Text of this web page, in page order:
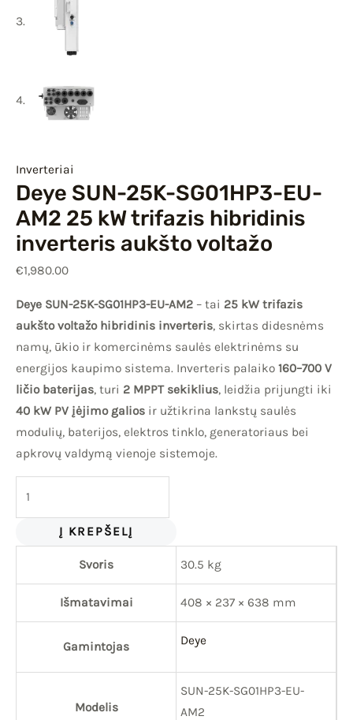
Inverteriai
Deye SUN-25K-SG01HP3-EU-
AM2 25 kW trifazis hibridinis
inverteris aukšto voltažo
€1,980.00
Deye SUN-25K-SG01HP3-EU-AM2 – tai 25 kW trifazis
aukšto voltažo hibridinis inverteris, skirtas didesnėms
namų, ūkio ir komercinėms saulės elektrinėms su
energijos kaupimo sistema. Inverteris palaiko 160–700 V
ličio baterijas, turi 2 MPPT sekiklius, leidžia prijungti iki
40 kW PV įėjimo galios ir užtikrina lankstų saulės
modulių, baterijos, elektros tinklo, generatoriaus bei
apkrovų valdymą vienoje sistemoje.
Į KREPŠELĮ
Svoris 30.5 kg
Išmatavimai 408 × 237 × 638 mm
Gamintojas Deye
Modelis
SUN-25K-SG01HP3-EU-
AM2